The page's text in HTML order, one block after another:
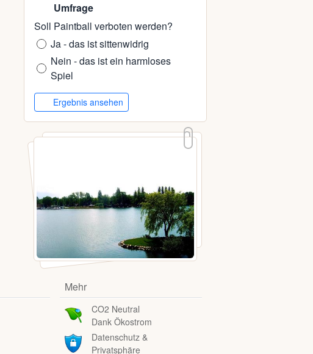
Umfrage
Soll Paintball verboten werden?
Ja - das ist sittenwidrig
Nein - das ist ein harmloses
Spiel
Ergebnis ansehen
Mehr
CO2 Neutral
Dank Ökostrom
Datenschutz &
Privatsphäre